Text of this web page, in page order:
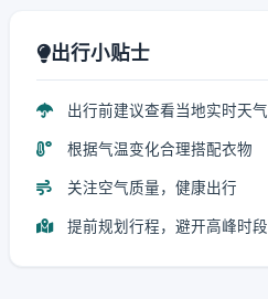
出行小贴士
出行前建议查看当地实时天气
根据气温变化合理搭配衣物
关注空气质量，健康出行
提前规划行程，避开高峰时段